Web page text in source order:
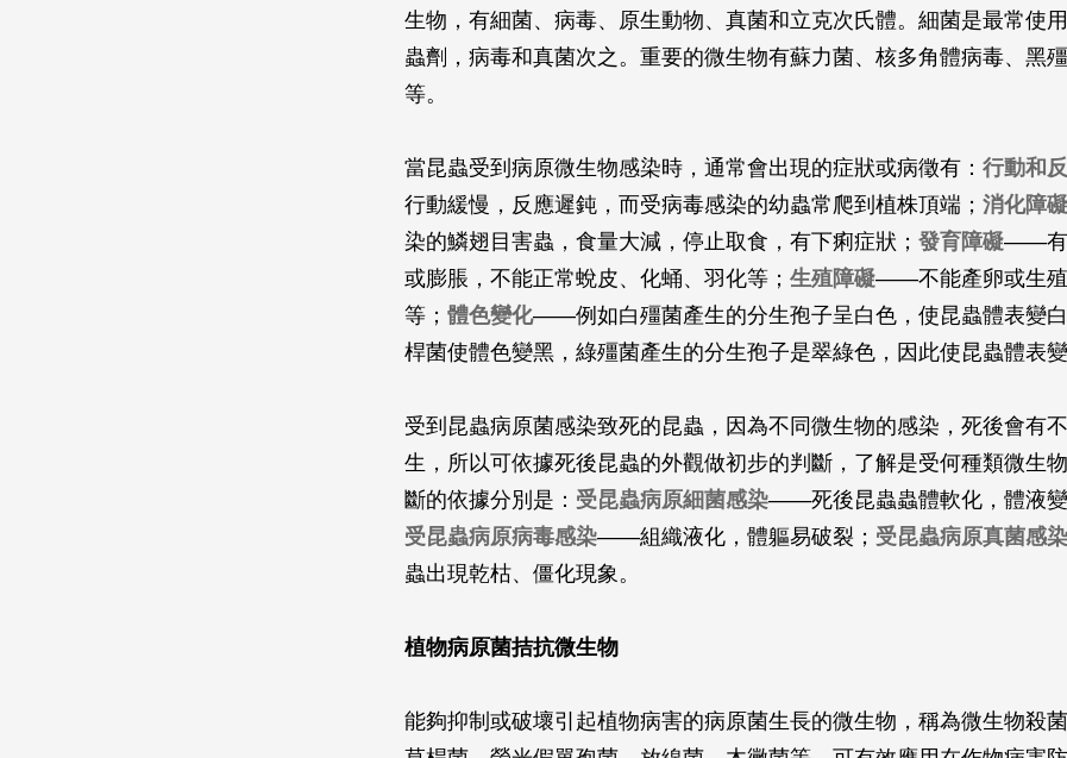
生物，有細菌、病毒、原生動物、真菌和立克次氏體。細菌是最常使
蟲劑，病毒和真菌次之。重要的微生物有蘇力菌、核多角體病毒、黑
等。
當昆蟲受到病原微生物感染時，通常會出現的症狀或病徵有： 行動和
行動緩慢，反應遲鈍，而受病毒感染的幼蟲常爬到植株頂端； 消化障礙
染的鱗翅目害蟲，食量大減，停止取食，有下痢症狀； 發育障礙——有
或膨脹，不能正常蛻皮、化蛹、羽化等； 生殖障礙——不能產卵或生
等； 體色變化——例如白殭菌產生的分生孢子呈白色，使昆蟲體表變
桿菌使體色變黑，綠殭菌產生的分生孢子是翠綠色，因此使昆蟲體表變
受到昆蟲病原菌感染致死的昆蟲，因為不同微生物的感染，死後會有
生，所以可依據死後昆蟲的外觀做初步的判斷，了解是受何種類微生
斷的依據分別是： 受昆蟲病原細菌感染——死後昆蟲蟲體軟化，體液變
受昆蟲病原病毒感染——組織液化，體軀易破裂； 受昆蟲病原真菌感染
蟲出現乾枯、僵化現象。
植物病原菌拮抗微生物
能夠抑制或破壞引起植物病害的病原菌生長的微生物，稱為微生物殺